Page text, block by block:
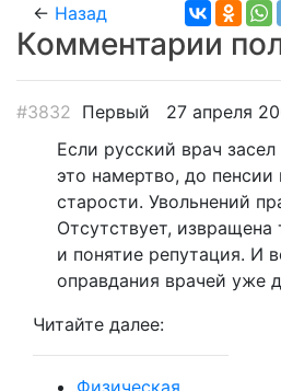
← Назад
Комментарии
#3832 Первый
27 апреля
Если русский врач
это намертво, до пенсии
старости. Увольнений
Отсутствует,
и понятие репутация. И
оправдания врачей уже
Читайте далее:
Физическая